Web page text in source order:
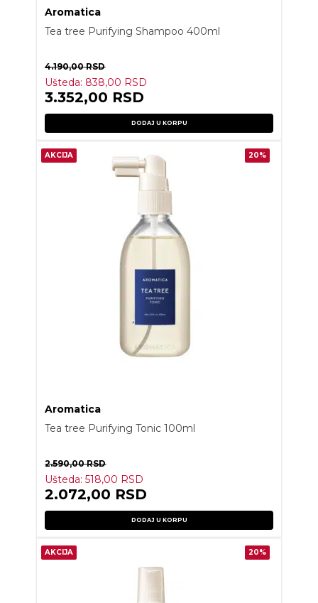
Aromatica
Tea tree Purifying Shampoo 400ml
4.190,00RSD
Ušteda: 838,00 RSD
3.352,00 RSD
DODAJ U KORPU
AKCIJA 20%
Aromatica
Tea tree Purifying Tonic 100ml
2.590,00RSD
Ušteda:518,00 RSD
2.072,00 RSD
DODAJ U KORPU
AKCIJA 20%